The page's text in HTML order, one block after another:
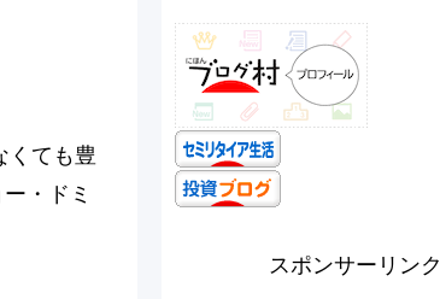
くても豊
・ドミ
スポンサーリンク